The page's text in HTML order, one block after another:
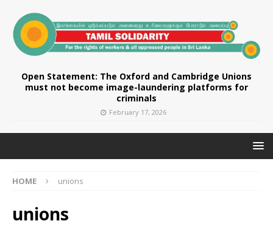
Open Statement: The Oxford and Cambridge Unions
must not become image-laundering platforms for
criminals
February 17, 2026
HOME unions
unions